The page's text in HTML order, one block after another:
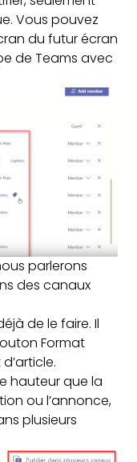
Vous pouvez
du futur écran
de Teams avec
parlerons
des canaux
de le faire. Il
Format
hauteur que la
ou l’annonce,
plusieurs